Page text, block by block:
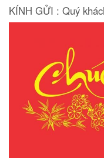
KÍNH GỬI : Quý